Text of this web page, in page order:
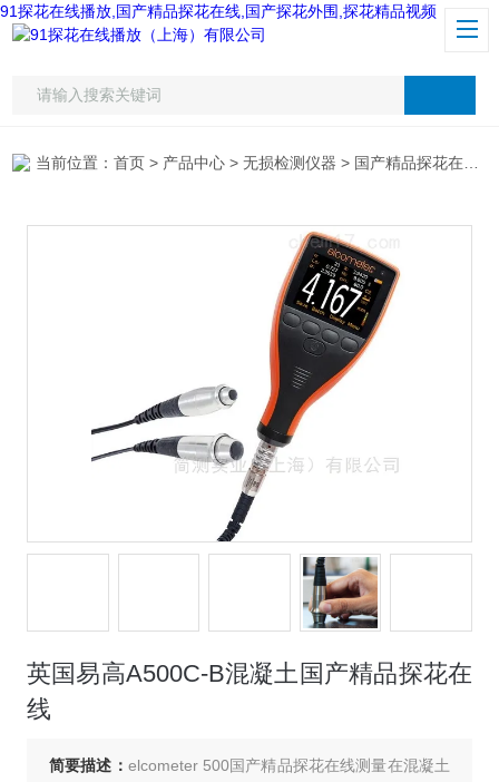
91探花在线播放,国产精品探花在线,国产探花外围,探花精品视频
当前位置：首页 > 产品中心 >无损检测仪器 > 国产精品探花在线
英国易高A500C-B混凝土国产精品探花在
线
简要描述： elcometer 500国产精品探花在线测量在混凝土